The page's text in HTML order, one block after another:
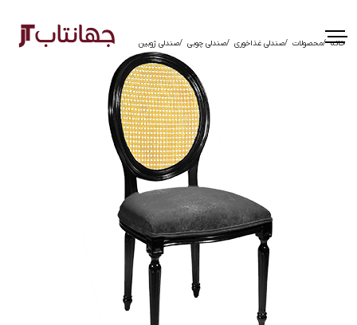
خانه محصولات صندلی غذاخوری صندلی چوبی صندلی ژوبین